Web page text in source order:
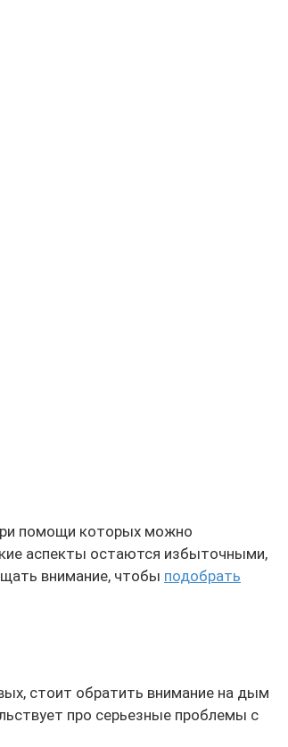
помощи которых можно
аспекты остаются избыточными,
внимание, чтобы подобрать
стоит обратить внимание на дым
про серьезные проблемы с